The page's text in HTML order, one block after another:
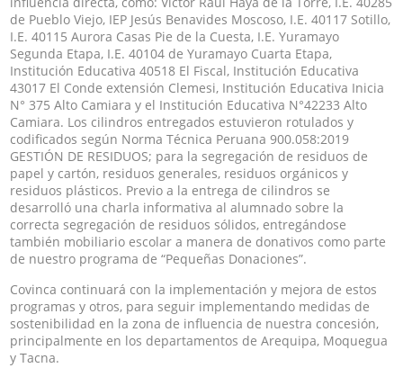
de Pueblo Viejo, IEP Jesús Benavides Moscoso, I.E. 40117 Sotillo,
I.E. 40115 Aurora Casas Pie de la Cuesta, I.E. Yuramayo
Segunda Etapa, I.E. 40104 de Yuramayo Cuarta Etapa,
Institución Educativa 40518 El Fiscal, Institución Educativa
43017 El Conde extensión Clemesi, Institución Educativa Inicia
N° 375 Alto Camiara y el Institución Educativa N°42233 Alto
Camiara. Los cilindros entregados estuvieron rotulados y
codificados según Norma Técnica Peruana 900.058:2019
GESTIÓN DE RESIDUOS; para la segregación de residuos de
papel y cartón, residuos generales, residuos orgánicos y
residuos plásticos. Previo a la entrega de cilindros se
desarrolló una charla informativa al alumnado sobre la
correcta segregación de residuos sólidos, entregándose
también mobiliario escolar a manera de donativos como parte
de nuestro programa de “Pequeñas Donaciones”.
Covinca continuará con la implementación y mejora de estos
programas y otros, para seguir implementando medidas de
sostenibilidad en la zona de influencia de nuestra concesión,
principalmente en los departamentos de Arequipa, Moquegua
y Tacna.